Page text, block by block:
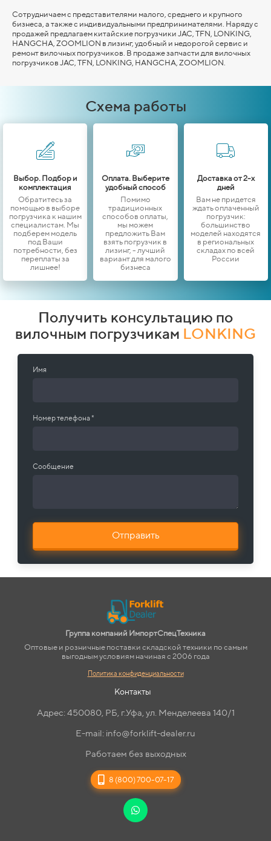
Сотрудничаем с представителями малого, среднего и крупного
бизнеса, а также с индивидуальными предпринимателями. Наряду с
продажей предлагаем китайские погрузчики JAC, TFN, LONKING,
HANGCHA, ZOOMLION в лизинг, удобный и недорогой сервис и
ремонт вилочных погрузчиков. В продаже запчасти для вилочных
погрузчиков JAC, TFN, LONKING, HANGCHA, ZOOMLION
Схема работы
Выбор. Подбор и
комплектация
Обратитесь за
помощью в выборе
погрузчика к нашим
специалистам. Мы
подберем модель
под Ваши
потребности, без
переплаты за
лишнее!
Оплата. Выберите
удобный способ
Помимо
традиционных
способов оплаты,
мы можем
предложить Вам
взять погрузчик в
лизинг, - лучший
вариант для малого
бизнеса
Доставка от 2-х
дней
Вам не придется
ждать оплаченный
погрузчик:
большинство
моделей находятся
в региональных
складах по всей
России
Получить консультацию по
вилочным погрузчикам LONKING
Имя
Номер телефона *
Сообщение
Отправить
Группа компаний ИмпортСпецТехника
Оптовые и розничные поставки складской техники по самым
выгодным условиям начиная с 2006 года
Политика конфиденциальности
Контакты
Адрес: 450080, РБ, г.Уфа, ул. Менделеева 140/1
E-mail: info@forklift-dealer.ru
Работаем без выходных
8 (800) 700-07-17